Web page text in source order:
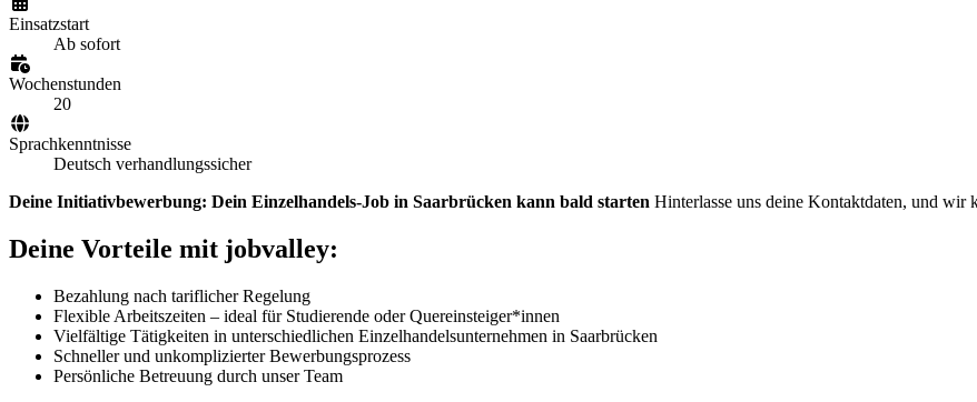
Einsatzstart
Ab sofort
Wochenstunden
20
Sprachkenntnisse
Deutsch verhandlungssicher
Deine Initiativbewerbung: Dein Einzelhandels-Job in Saarbrücken kann bald starten Hinterlasse uns deine Kontaktdaten, und wir
Deine Vorteile mit jobvalley:
Bezahlung nach tariflicher Regelung
Flexible Arbeitszeiten – ideal für Studierende oder Quereinsteiger*innen
Vielfältige Tätigkeiten in unterschiedlichen Einzelhandelsunternehmen in Saarbrücken
Schneller und unkomplizierter Bewerbungsprozess
Persönliche Betreuung durch unser Team